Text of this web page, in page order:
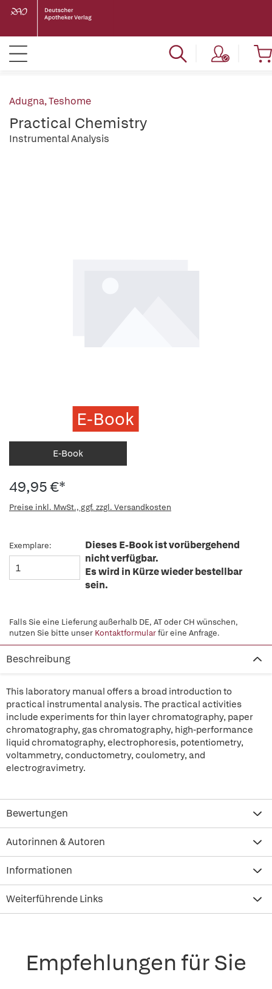
Adugna, Teshome
Practical Chemistry
Instrumental Analysis
E-Book
E-Book
49,95 €*
Preise inkl. MwSt., ggf. zzgl. Versandkosten
Exemplare:
Dieses E-Book ist vorübergehend
nicht verfügbar.
Es wird in Kürze wieder bestellbar
sein.
Falls Sie eine Lieferung außerhalb DE, AT oder CH wünschen,
nutzen Sie bitte unser Kontaktformularfür eine Anfrage.
Beschreibung
This laboratory manual offers a broad introduction to
practical instrumental analysis. The practical activities
include experiments for thin layer chromatography, paper
chromatography, gas chromatography, high-performance
liquid chromatography, electrophoresis, potentiometry,
voltammetry, conductometry, coulometry, and
electrogravimetry.
Bewertungen
Autorinnen & Autoren
Informationen
Weiterführende Links
Empfehlungen für Sie